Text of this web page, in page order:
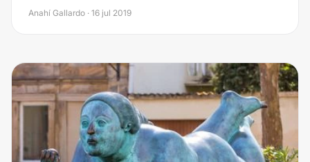
Anahí Gallardo · 16 jul 2019